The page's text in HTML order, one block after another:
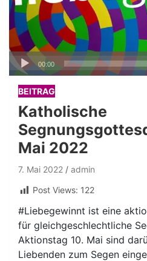
Audio-
Player
00:00
BEITRAG
Katholische
Mai 2022
7. Mai 2022
admin
Post Views: 122
#Liebegewinnt ist eine
für gleichgeschlechtliche
Aktionstag 10. Mai sind
Liebenden zum Segen